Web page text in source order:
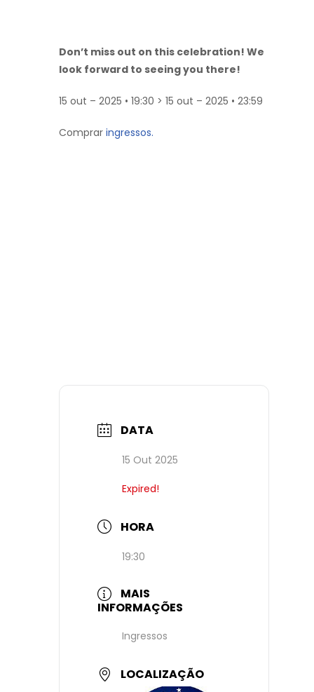
Don’t miss out on this celebration! We
look forward to seeing you there!
15 out – 2025 • 19:30 > 15 out – 2025 • 23:59
Comprar ingressos.
DATA
15 Out 2025
Expired!
HORA
19:30
MAIS
INFORMAÇÕES
Ingressos
LOCALIZAÇÃO